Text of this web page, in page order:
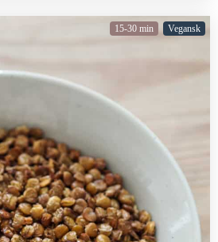
15-30 min Vegansk